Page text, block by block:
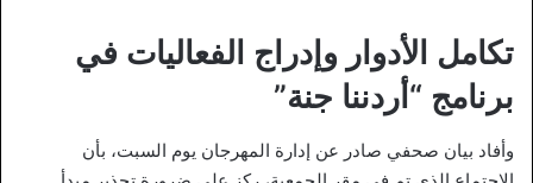
تكامل الأدوار وإدراج الفعاليات في
برنامج “أردننا جنة”
وأفاد بيان صحفي صادر عن إدارة المهرجان يوم السبت، بأن